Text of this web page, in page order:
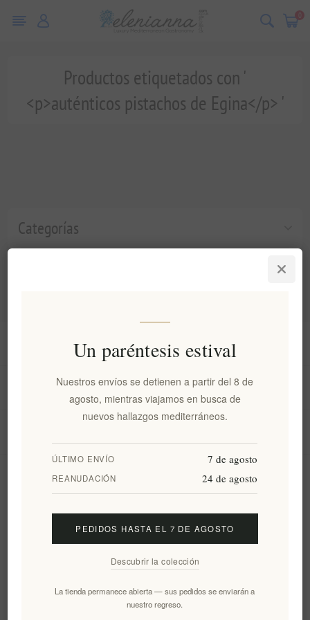
0
Categorías
Productos etiquetados con '
<p>auténticos pistachos de Egina</p> '
Información
Mi cuenta
Suscribirse Desuscribirse
Un paréntesis estival
Nuestros envíos se detienen a partir del 8 de
agosto, mientras viajamos en busca de
nuevos hallazgos mediterráneos.
ÚLTIMO ENVÍO 7 de agosto
REANUDACIÓN 24 de agosto
PEDIDOS HASTA EL 7 DE AGOSTO
Descubrir la colección
La tienda permanece abierta — sus pedidos se enviarán a
nuestro regreso.